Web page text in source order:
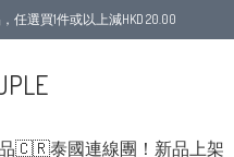
任選買1件或以上減HKD 20.00
🇨🇷泰國連線團！新品上架